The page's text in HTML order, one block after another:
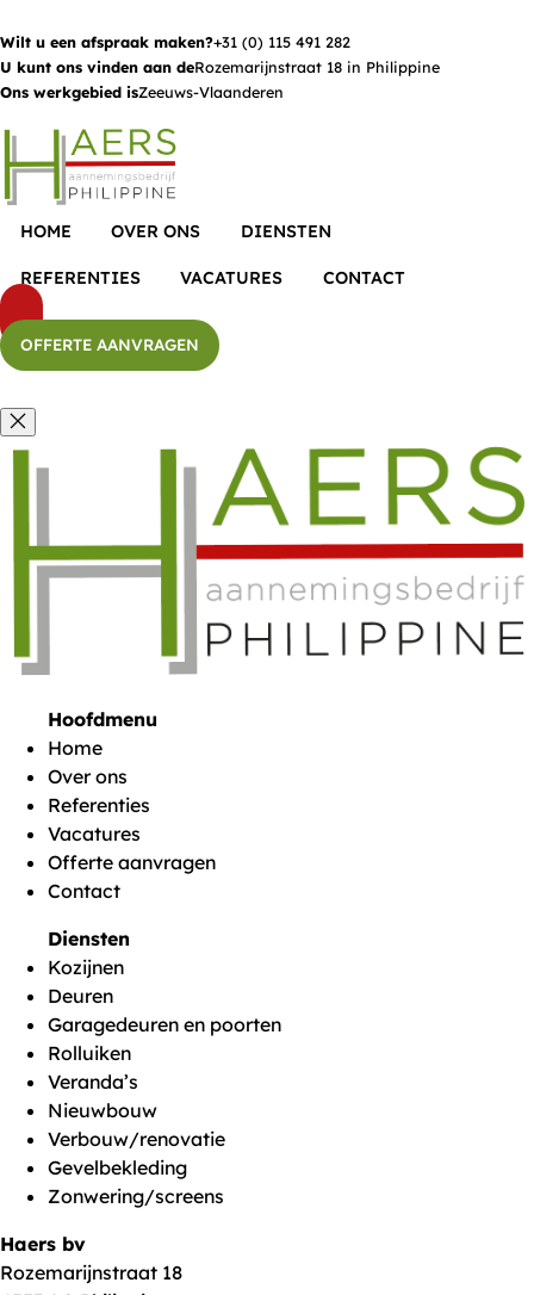
Wilt u een afspraak maken?+31 (0) 115 491 282
U kunt ons vinden aan deRozemarijnstraat 18 in Philippine
Ons werkgebied isZeeuws-Vlaanderen
HOME OVER ONS DIENSTEN
REFERENTIES VACATURES CONTACT
OFFERTE AANVRAGEN
Hoofdmenu
Home
Over ons
Referenties
Vacatures
Offerte aanvragen
Contact
Diensten
Kozijnen
Deuren
Garagedeuren en poorten
Rolluiken
Veranda’s
Nieuwbouw
Verbouw/renovatie
Gevelbekleding
Zonwering/screens
Haers bv
Rozemarijnstraat 18